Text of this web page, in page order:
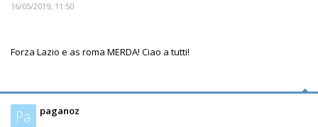
16/05/2019, 11:50
Forza Lazio e as roma MERDA! Ciao a tutti!
Pa paganoz